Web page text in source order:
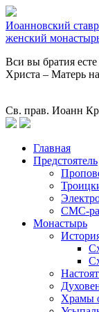
Иоанновский
женский
Вси вы братия
Христа – Матерь
Св. прав. Иоанн
Главная
Предстоятель
СМС-
Монастырь
Храмы